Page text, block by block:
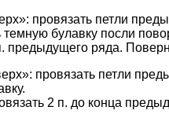
провязать петли
темную булавку посли
предыдущего ряда.
провязать петли
2 п. до конца